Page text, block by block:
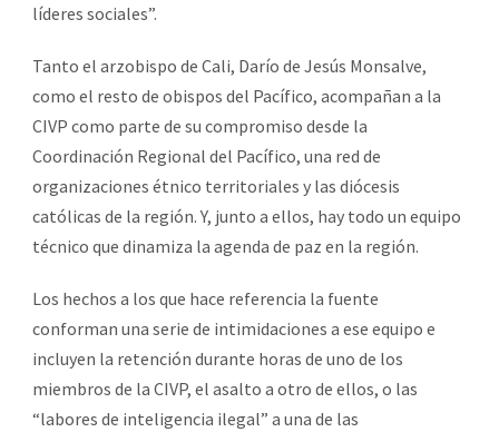
líderes sociales”.
Tanto el arzobispo de Cali, Darío de Jesús Monsalve,
como el resto de obispos del Pacífico, acompañan a la
CIVP como parte de su compromiso desde la
Coordinación Regional del Pacífico, una red de
organizaciones étnico territoriales y las diócesis
católicas de la región. Y, junto a ellos, hay todo un equipo
técnico que dinamiza la agenda de paz en la región.
Los hechos a los que hace referencia la fuente
conforman una serie de intimidaciones a ese equipo e
incluyen la retención durante horas de uno de los
miembros de la CIVP, el asalto a otro de ellos, o las
“labores de inteligencia ilegal” a una de las